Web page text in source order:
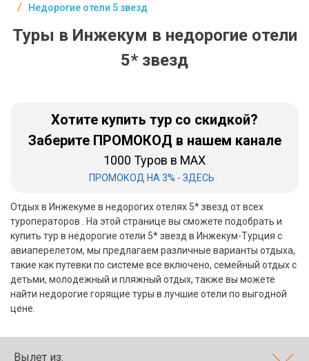
Недорогие отели 5 звезд
Туры в Инжекум в недорогие отели
5* звезд
Хотите купить тур со скидкой?
Заберите ПРОМОКОД в нашем канале
1000 Туров в MAX
ПРОМОКОД НА 3% - ЗДЕСЬ
Отдых в Инжекуме в недорогих отелях 5* звезд от всех
туроператоров . На этой странице вы сможете подобрать и
купить тур в недорогие отели 5* звезд в Инжекум-Турция с
авиаперелетом, мы предлагаем различные варианты отдыха,
такие как путевки по системе все включено, семейный отдых с
детьми, молодежный и пляжный отдых, также вы можете
найти недорогие горящие туры в лучшие отели по выгодной
цене.
Вылет из:
Хайнань
Занзибар
Абхазия
Большой Сочи
Кав Мин Воды
VIP отели 5 звезд